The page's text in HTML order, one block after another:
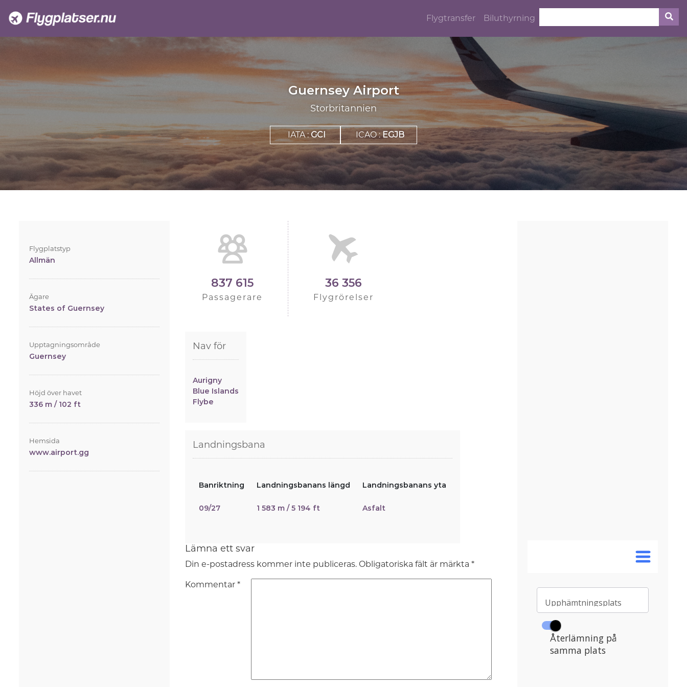
Flygtransfer Biluthyrning
Guernsey Airport
Storbritannien
IATA :GCI ICAO :EGJB
Flygplatstyp
Allmän
Ägare
States of Guernsey
Upptagningsområde
Guernsey
Höjd över havet
336 m / 102 ft
Hemsida
www.airport.gg
837 615
Passagerare
36 356
Flygrörelser
Nav för
Aurigny
Blue Islands
Flybe
Landningsbana
Banriktning Landningsbanans längd Landningsbanans yta
09/27 1 583 m / 5 194 ft Asfalt
Lämna ett svar
Din e-postadress kommer inte publiceras. Obligatoriska fält är märkta *
Kommentar *